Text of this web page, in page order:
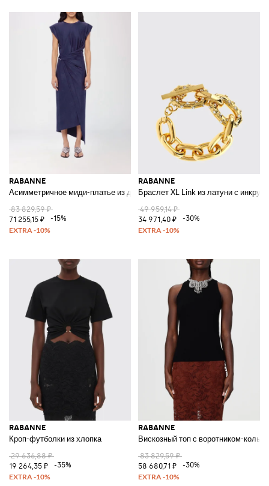
RABANNE
Асимметричное миди-платье из джерси с драпировкой на талии
83 829,59 ₽
71 255,15 ₽
-15%
RABANNE
Браслет XL Link из латуни с
49 959,14 ₽
34 971,40 ₽
-30%
RABANNE
Кроп-футболки из хлопка
29 636,88 ₽
19 264,35 ₽
-35%
RABANNE
Вискозный топ с воротником-колье
83 829,59 ₽
58 680,71 ₽
-30%